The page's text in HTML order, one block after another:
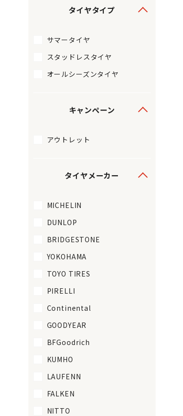
タイヤタイプ
サマータイヤ
スタッドレスタイヤ
オールシーズンタイヤ
キャンペーン
アウトレット
タイヤメーカー
MICHELIN
DUNLOP
BRIDGESTONE
YOKOHAMA
TOYO TIRES
PIRELLI
Continental
GOODYEAR
BFGoodrich
KUMHO
LAUFENN
FALKEN
NITTO